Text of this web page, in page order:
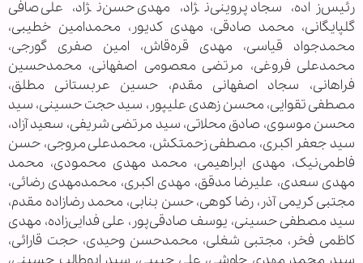
رئیس‌زاده، سجاد پروینی‌نژاد، مهدی حسن‌نژاد، علی صافی
گلپایگانی، محمد صادقی، مهدی کدیور، محمدامین خطیبی،
محمدجواد قیاسی، مهدی قره‌قاش، امین صفری گورجی،
محمدعلی فروغی، مرتضی معصومی اصفهانی، محمدحسین
فراهانی، سجاد اصفهانی مقدم، حسین عربستانی مطلق،
مصطفی تقوایی، محسن زهدی علیپور، سید حجت حسینی، سید
محسن موسوی، صادق محلاتی، سید مرتضی شریفی، سعید آزاد،
سید جعفر اکبری، مصطفی زحمتکش، محمدعلی مروجی، حسن
فاطمی‌نیک، مهدی ابراهیمی، محمد مهدی محمودی، محمد
مهدی سعدی، علیرضا مدقق، مهدی اکبری، محمدمهدی رضائی،
مجتبی کریمی آذر، رضا کوهی، حسن بنابی، محمد رضازاده مقدم،
سید مصطفی حسینی، یوسف صادقی‌پور، علی فدایی‌زاده، مهدی
کاظمی فخر، مجتبی شغلی، محمدحسن وحیدی، حجت قارائی،